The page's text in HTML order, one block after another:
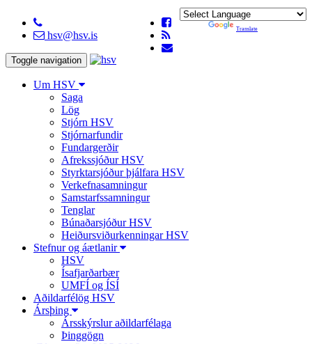
hsv@hsv.is
Translate
Toggle navigation
Um HSV
Saga
Lög
Stjórn HSV
Stjórnarfundir
Fundargerðir
Afrekssjóður HSV
Styrktarsjóður þjálfara HSV
Verkefnasamningur
Samstarfssamningur
Tenglar
Búnaðarsjóður HSV
Heiðursviðurkenningar HSV
Stefnur og áætlanir
HSV
Ísafjarðarbær
UMFÍ og ÍSÍ
Aðildarfélög HSV
Ársþing
Ársskýrslur aðildarfélaga
Þinggögn